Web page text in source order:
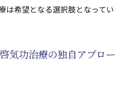
直す慢性痛の対処法
る天啓気功治療の強み
は希望となる選択肢となってい
気功治療の独自アプロー